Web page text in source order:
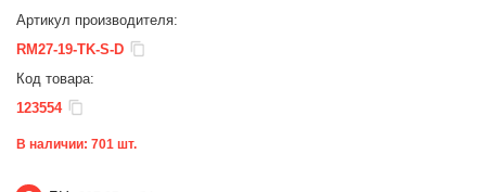
Артикул производителя:
RM27-19-TK-S-D
Код товара:
123554
В наличии: 701 шт.